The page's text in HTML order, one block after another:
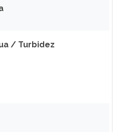
/ Turbidez